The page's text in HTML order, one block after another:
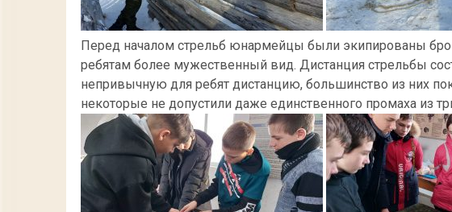
Перед началом стрельб юнармейцы были экипированы
ребятам более мужественный вид. Дистанция стрельбы
непривычную для ребят дистанцию, большинство из них
некоторые не допустили даже единственного промаха из